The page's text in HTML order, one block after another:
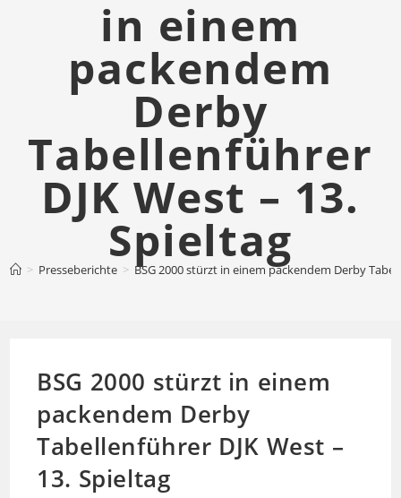
in einem
packendem
Derby
Tabellenführer
DJK West – 13.
Spieltag
> Presseberichte > BSG 2000 stürzt in einem packendem Derby
BSG 2000 stürzt in einem
packendem Derby
Tabellenführer DJK West –
13. Spieltag